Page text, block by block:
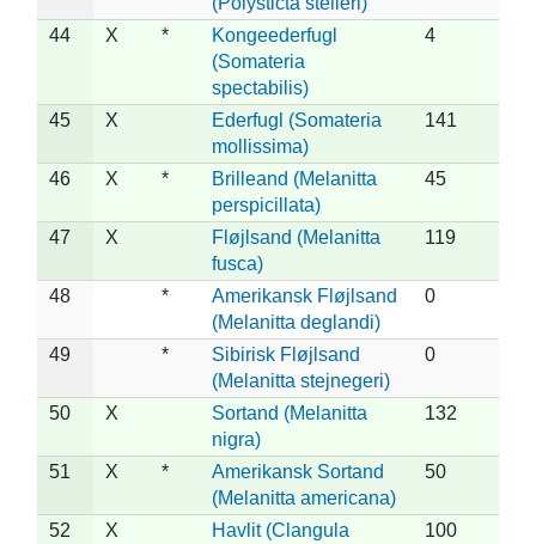
44 X *
Kongeederfugl
(Somateria
spectabilis)
4
45 X
Ederfugl (Somateria
mollissima)
141
46 X *
Brilleand (Melanitta
perspicillata)
45
47 X
Fløjlsand (Melanitta
fusca)
119
48 *
Amerikansk Fløjlsand
(Melanitta deglandi)
0
49 *
Sibirisk Fløjlsand
(Melanitta stejnegeri)
0
50 X
Sortand (Melanitta
nigra)
132
51 X *
Amerikansk Sortand
(Melanitta americana)
50
52 X
Havlit (Clangula
100